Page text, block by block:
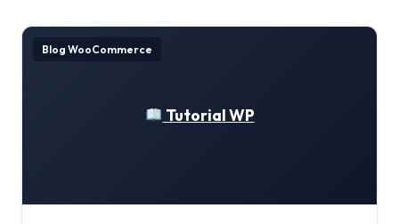
Tutorial WP
Blog WooCommerce